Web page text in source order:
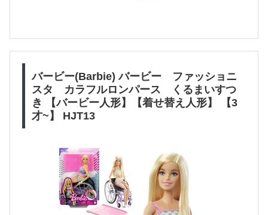
バービー(Barbie) バービー ファッショニ
スタ カラフルロンパース くるまいすつ
き 【バービー人形】【着せ替え人形】 【3
才~】 HJT13